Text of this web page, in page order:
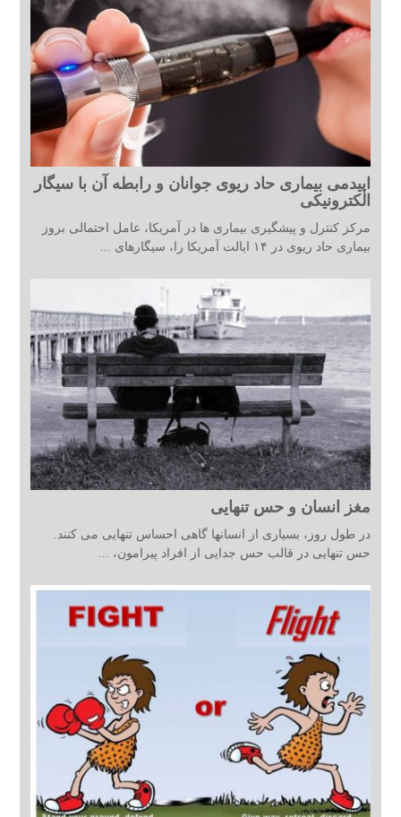
اپیدمی بیماری حاد ریوی جوانان و رابطه آن با سیگار
الکترونیکی
مرکز کنترل و پیشگیری بیماری ها در آمریکا، عامل احتمالی بروز
بیماری حاد ریوی در ۱۴ ایالت آمریکا را، سیگارهای ...
مغز انسان و حس تنهایی
در طول روز، بسیاری از انسانها گاهی احساس تنهایی می کنند.
حس تنهایی در قالب حس جدایی از افراد پیرامون، ...